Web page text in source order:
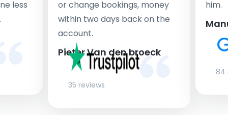
less
or change bookings, money
within two days back on the
account.
Pieter Van den broeck
35 reviews
him.
84